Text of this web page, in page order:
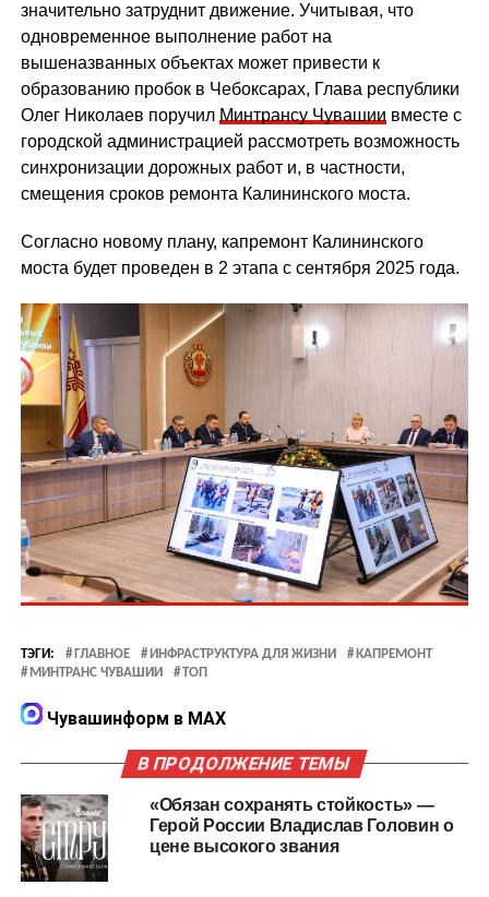
значительно затруднит движение. Учитывая, что
одновременное выполнение работ на
вышеназванных объектах может привести к
образованию пробок в Чебоксарах, Глава республики
Олег Николаев поручил Минтрансу Чувашии вместе с
городской администрацией рассмотреть возможность
синхронизации дорожных работ и, в частности,
смещения сроков ремонта Калининского моста.
Согласно новому плану, капремонт Калининского
моста будет проведен в 2 этапа с сентября 2025 года.
ТЭГИ: ГЛАВНОЕ ИНФРАСТРУКТУРА ДЛЯ ЖИЗНИ
КАПРЕМОНТ
МИНТРАНС ЧУВАШИИ
ТОП
Чувашинформ в MAX
В ПРОДОЛЖЕНИЕ ТЕМЫ
«Обязан сохранять стойкость» —
Герой России Владислав Головин о
цене высокого звания